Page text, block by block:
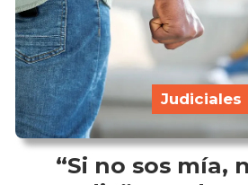
“Si no sos mía,
Judiciales